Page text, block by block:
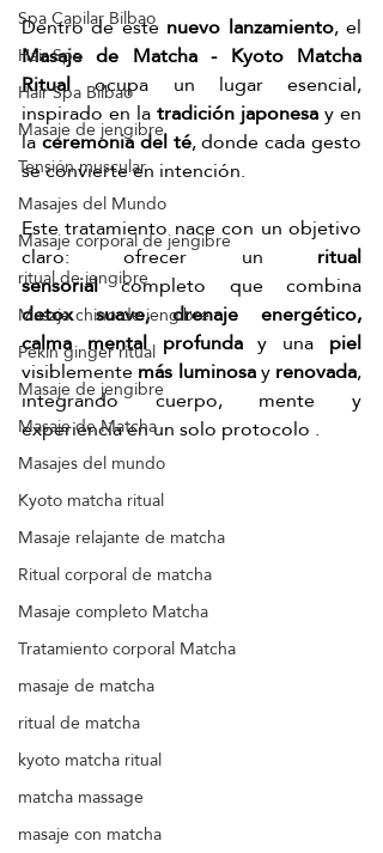
Spa Capilar Bilbao
Hair Spa
Hair Spa Bilbao
Masaje de jengibre
Tensión muscular
Masajes del Mundo
Masaje corporal de jengibre
ritual de jengibre
Masaje chino de jengibre
Pekín ginger ritual
Masaje de jengibre
Masaje de Matcha
Masajes del mundo
Kyoto matcha ritual
Masaje relajante de matcha
Ritual corporal de matcha
Masaje completo Matcha
Tratamiento corporal Matcha
masaje de matcha
ritual de matcha
kyoto matcha ritual
matcha massage
masaje con matcha
Dentro de este nuevo lanzamiento
Masaje de Matcha - Kyoto Matcha
Ritual ocupa un lugar esencial,
inspirado en la tradición japonesa y en
la ceremonia del té, donde cada gesto
se convierte en intención.
Este tratamiento nace con un objetivo
claro: ofrecer un ritual
sensorial
detox suave, drenaje energético,
calma mental profunda y una
visiblemente más luminosa y renovada,
integrando cuerpo, mente y
experiencia en un solo protocolo .